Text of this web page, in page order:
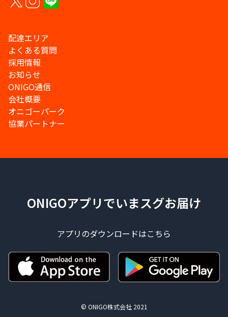
配達エリア
よくある質問
採用情報
お知らせ
ONIGO通信
会社概要
オニゴーパーク
協業パートナー
ONIGOアプリでいまスグお届け
アプリのダウンロードはこちら
© ONIGO株式会社 2021